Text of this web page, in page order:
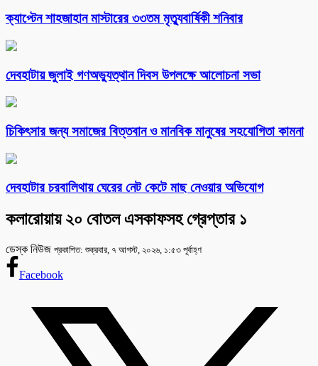
ক্যাপ্টেন শাহজাহান মাস্টারের ৩৩তম মৃত্যুবার্ষিকী শনিবার
দেবহাটায় জুলাই গণঅভ্যুত্থান দিবস উপলক্ষে আলোচনা সভা
চিকিৎসার জন্য সমাজের বিত্তবান ও মানবিক মানুষের সহযোগিতা কামনা
দেবহাটার চরবালিথায় ঘেরের নেট কেটে মাছ নেওয়ার অভিযোগ
কলারোয়ায় ২০ বোতল এসকাফসহ গ্রেপ্তার ১
ডেস্ক নিউজ প্রকাশিত: শুক্রবার, ৭ আগস্ট, ২০২৬, ১:৫৩ পূর্বাহ্ণ
Facebook